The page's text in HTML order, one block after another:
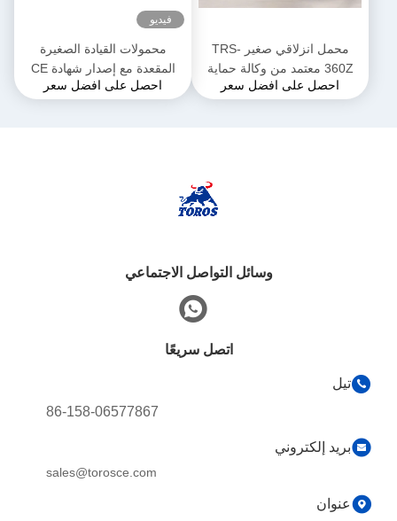
محمل انزلاقي صغير TRS-
360Z معتمد من وكالة حماية
البيئة (EPA) محمل صغير يعمل
احصل على افضل سعر
فيديو
محمولات القيادة الصغيرة
المقعدة مع إصدار شهادة CE
EURO 5
احصل على افضل سعر
وسائل التواصل الاجتماعي
اتصل سريعًا
تيل
86-158-06577867
بريد إلكتروني
sales@torosce.com
عنوان